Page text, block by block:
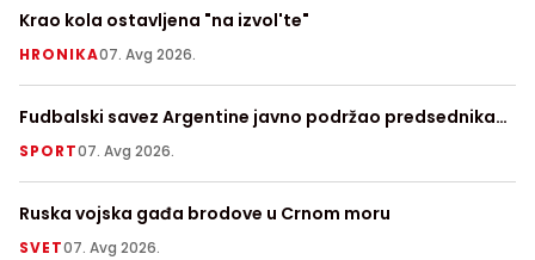
Krao kola ostavljena "na izvol'te"
HRONIKA07. Avg 2026.
Fudbalski savez Argentine javno podržao predsednika
FIFA Đanija Infantina
SPORT07. Avg 2026.
Ruska vojska gađa brodove u Crnom moru
SVET07. Avg 2026.